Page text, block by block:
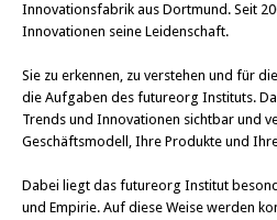
Innovationsfabrik aus Dortmund. Seit
Innovationen seine Leidenschaft.
Sie zu erkennen, zu verstehen und für
die Aufgaben des futureorg Instituts.
Trends und Innovationen sichtbar und
Geschäftsmodell, Ihre Produkte und
Dabei liegt das futureorg Institut
und Empirie. Auf diese Weise werden